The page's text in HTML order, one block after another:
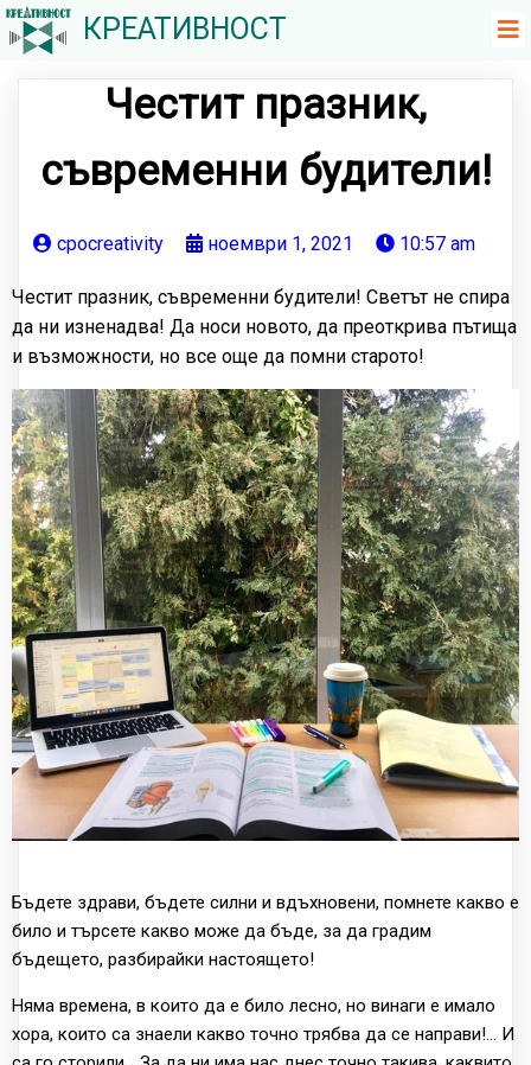
КРЕАТИВНОСТ
Честит празник,
съвременни будители!
cpocreativity ноември 1, 2021 10:57 am
Честит празник, съвременни будители! Светът не спира
да ни изненадва! Да носи новото, да преоткрива пътища
и възможности, но все още да помни старото!
Бъдете здрави, бъдете силни и вдъхновени, помнете какво е
било и търсете какво може да бъде, за да градим
бъдещето, разбирайки настоящето!
Няма времена, в които да е било лесно, но винаги е имало
хора, които са знаели какво точно трябва да се направи!... И